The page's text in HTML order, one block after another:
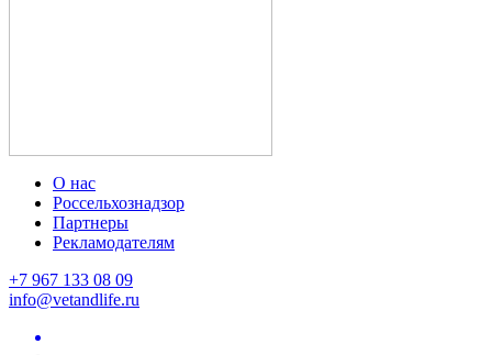
О нас
Россельхознадзор
Партнеры
Рекламодателям
+7 967 133 08 09
info@vetandlife.ru